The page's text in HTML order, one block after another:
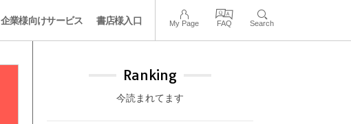
企業様向けサービス 書店様入口 My Page FAQ Search
Ranking
今読まれてます